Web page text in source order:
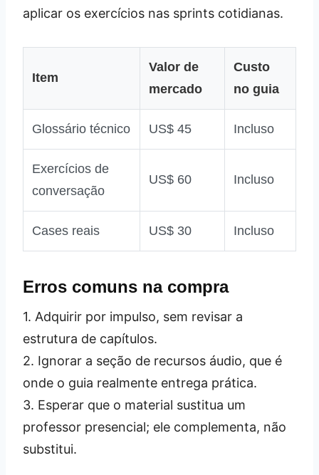
aplicar os exercícios nas sprints cotidianas.
Item
Valor de
mercado
Custo
no guia
Glossário técnico US$ 45 Incluso
Exercícios de
conversação
US$ 60 Incluso
Cases reais US$ 30 Incluso
Erros comuns na compra
1. Adquirir por impulso, sem revisar a
estrutura de capítulos.
2. Ignorar a seção de recursos áudio, que é
onde o guia realmente entrega prática.
3. Esperar que o material sustitua um
professor presencial; ele complementa, não
substitui.